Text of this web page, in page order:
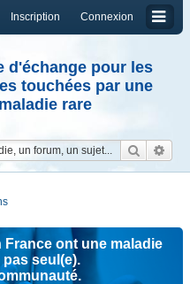
Connexion
Inscription
d'échange pour les
touchées par une
maladie rare
ont une maladie
pas seul(e).